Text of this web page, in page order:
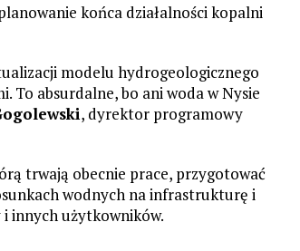
końca działalności kopalni
modelu hydrogeologicznego
To absurdalne, bo ani woda w Nysie
, dyrektor programowy
trwają obecnie prace, przygotować
wodnych na infrastrukturę i
i innych użytkowników.